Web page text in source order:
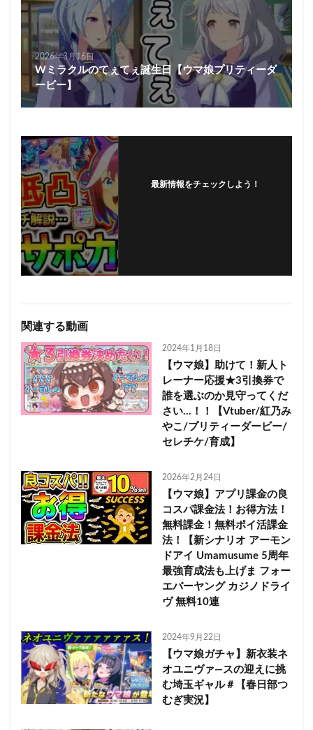
2026年3月16日
Wミラクルのてぇてぇ誕生日【ウマ娘プリティーダ
ービー】
最新情報をチェックしよう！
関連する動画
2024年1月18日
【ウマ娘】助けて！新人ト
レーナー応援★3引換券で
誰を選ぶのか見守ってくだ
さい…！！【Vtuber/紅乃み
やこ/プリティーダービー/
セレチケ/育成】
2026年2月24日
【ウマ娘】アプリ課金の良
コスパ課金法！お得方法！
無料課金！無料ポイ活課金
法！【新シナリオ アーモン
ドアイ Umamusume 5周年
最強育成法も上げま フォー
エバーヤング カジノドライ
ヴ 無料10連
2024年9月22日
【ウマ娘ガチャ】新衣装ネ
オユニヴァ―スの迎えに挑
む埼玉ギャル＃【春日部つ
むぎ実況】